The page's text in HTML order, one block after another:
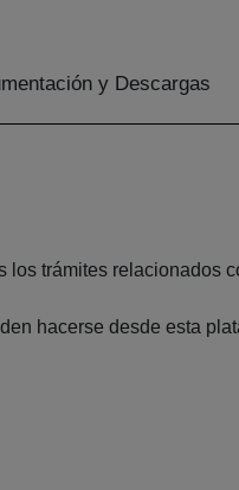
y Descargas
trámites relacionados
hacerse desde esta